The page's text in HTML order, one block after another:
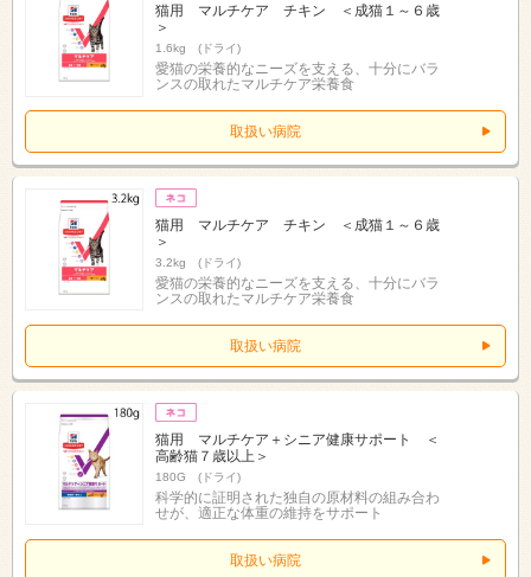
猫用 マルチケア チキン ＜成猫１～６歳
＞
1.6kg (ドライ)
愛猫の栄養的なニーズを支える、十分にバラ
ンスの取れたマルチケア栄養食
取扱い病院
猫用 マルチケア チキン ＜成猫１～６歳
＞
3.2kg (ドライ)
愛猫の栄養的なニーズを支える、十分にバラ
ンスの取れたマルチケア栄養食
取扱い病院
猫用 マルチケア＋シニア健康サポート ＜
高齢猫７歳以上＞
180G (ドライ)
科学的に証明された独自の原材料の組み合わ
せが、適正な体重の維持をサポート
取扱い病院